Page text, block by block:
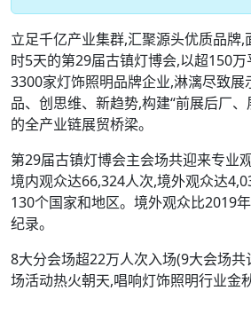
立足千亿产业集群,汇聚源头优质品牌
时5天的第29届古镇灯博会,以超150
3300家灯饰照明品牌企业,淋漓尽致展
品、创思维、新趋势,构建“前展后厂
的全产业链展贸桥梁。
第29届古镇灯博会主会场共迎来专业
境内观众达66,324人次,境外观众达
130个国家和地区。境外观众比2019
纪录。
8大分会场超22万人次入场(9大会场
场活动热火朝天,唱响灯饰照明行业金